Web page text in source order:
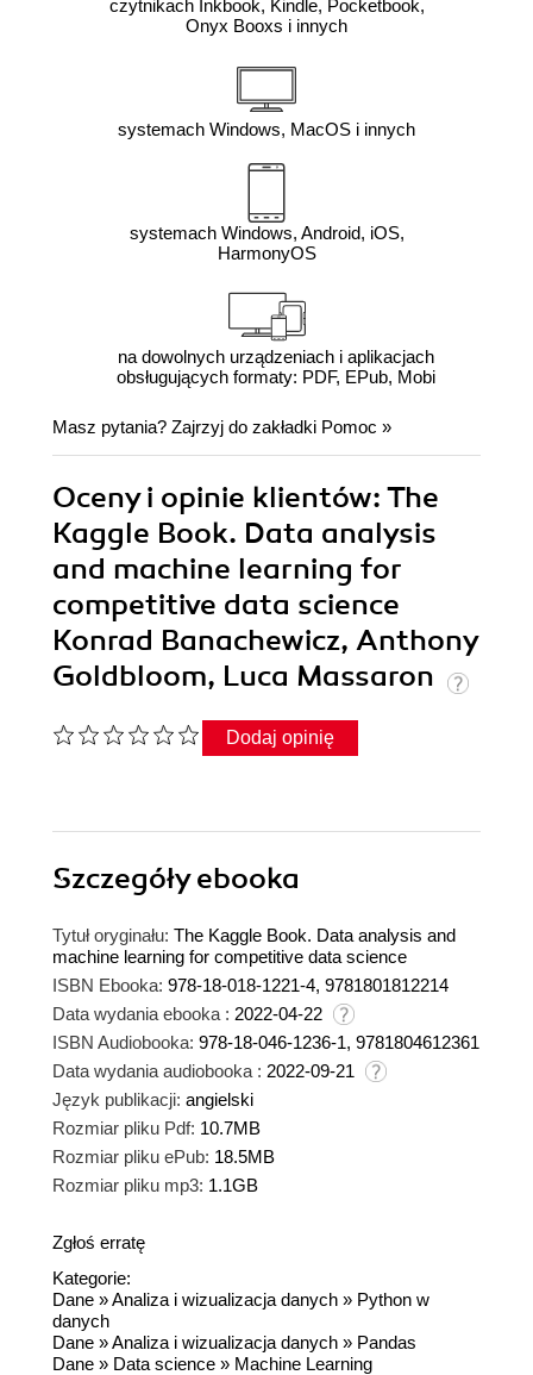
czytnikach Inkbook, Kindle, Pocketbook,
Onyx Booxs i innych
systemach Windows, MacOS i innych
systemach Windows, Android, iOS,
HarmonyOS
na dowolnych urządzeniach i aplikacjach
obsługujących formaty: PDF, EPub, Mobi
Masz pytania? Zajrzyj do zakładki Pomoc »
Oceny i opinie klientów: The
Kaggle Book. Data analysis
and machine learning for
competitive data science
Konrad Banachewicz, Anthony
Goldbloom, Luca Massaron
Dodaj opinię
Szczegółyebooka
Tytuł oryginału: The Kaggle Book. Data analysis and
machine learning for competitive data science
ISBN Ebooka: 978-18-018-1221-4, 9781801812214
Data wydania ebooka : 2022-04-22
ISBN Audiobooka: 978-18-046-1236-1, 9781804612361
Data wydania audiobooka : 2022-09-21
Język publikacji: angielski
Rozmiar pliku Pdf: 10.7MB
Rozmiar pliku ePub: 18.5MB
Rozmiar pliku mp3: 1.1GB
Zgłoś erratę
Kategorie:
Dane »Analiza i wizualizacja danych » Python w
danych
Dane »Analiza i wizualizacja danych » Pandas
Dane » Data science » Machine Learning